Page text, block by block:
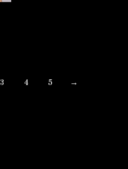
3 4 5 →